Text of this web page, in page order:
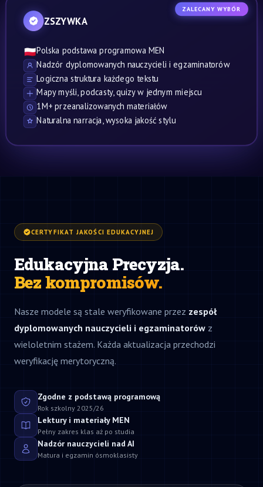
ZALECANY WYBÓR
ZSZYWKA
🇵🇱Polska podstawa programowa MEN
Nadzór dyplomowanych nauczycieli i egzaminatorów
Logiczna struktura każdego tekstu
Mapy myśli, podcasty, quizy w jednym miejscu
1M+ przeanalizowanych materiałów
Naturalna narracja, wysoka jakość stylu
CERTYFIKAT JAKOŚCI EDUKACYJNEJ
Edukacyjna Precyzja.
Bez kompromisów.
Nasze modele są stale weryfikowane przez zespół
dyplomowanych nauczycieli i egzaminatorów z
wieloletnim stażem. Każda aktualizacja przechodzi
weryfikację merytoryczną.
Zgodne z podstawą programową
Rok szkolny 2025/26
Lektury i materiały MEN
Pełny zakres klas aż po studia
Nadzór nauczycieli nad AI
Matura i egzamin ósmoklasisty